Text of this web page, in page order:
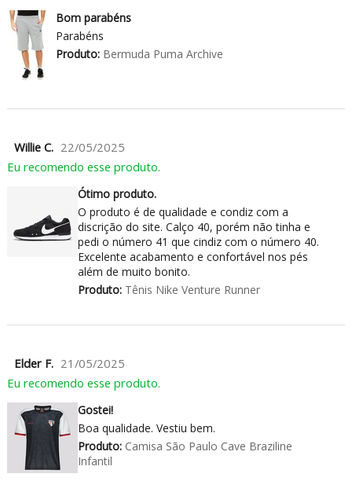
Bom parabéns
Parabéns
Produto:Bermuda Puma Archive
Willie C. 22/05/2025
Eu recomendo esse produto.
Ótimo produto.
O produto é de qualidade e condiz com a
discrição do site. Calço 40, porém não tinha e
pedi o número 41 que cindiz com o número 40.
Excelente acabamento e confortável nos pés
além de muito bonito.
Produto:Tênis Nike Venture Runner
Elder F. 21/05/2025
Eu recomendo esse produto.
Gostei!
Boa qualidade. Vestiu bem.
Produto:Camisa São Paulo Cave Braziline
Infantil